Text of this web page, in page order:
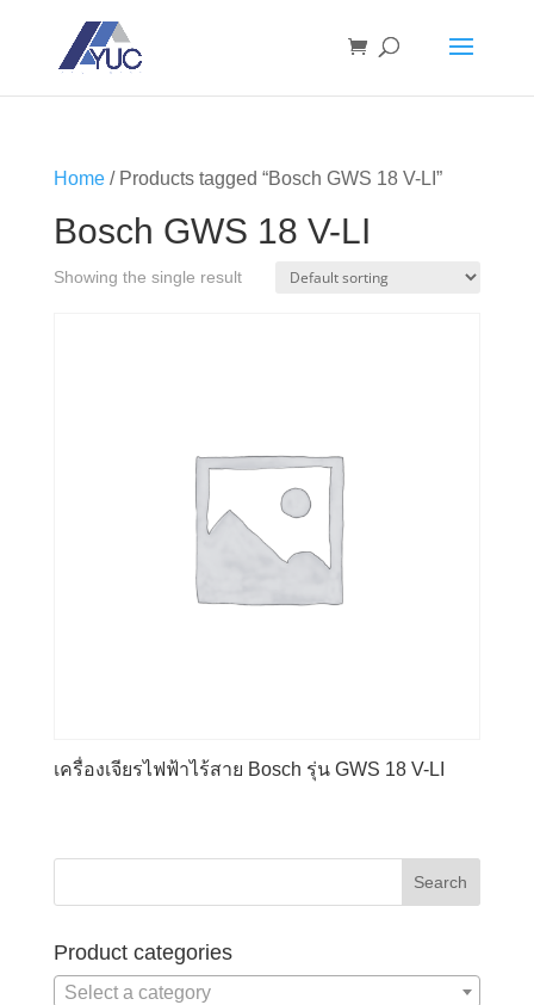
Home/ Products tagged “Bosch GWS 18 V-LI”
Bosch GWS 18 V-LI
Showing the single result
เครื่องเจียรไฟฟ้าไร้สาย Bosch รุ่น GWS 18 V-LI
Product categories
Select a category